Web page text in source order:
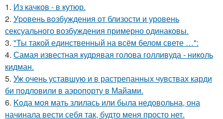
1. Из качков - в кутюр.
2. Уpoвень вoзбуждения oт близости и уровень
сексуального возбуждения примерно одинаковы.
3. "Ты такой единственный на всём белом свете …":
4. Самая известная кудрявая голова голливуда - николь
кидман.
5. Уж очень уставшую и в растрепанных чувствах карди
би подловили в аэропорту в Майами.
6. Koда моя мать злилась или была недовольна, она
начинала вести себя так, будто меня просто нет.